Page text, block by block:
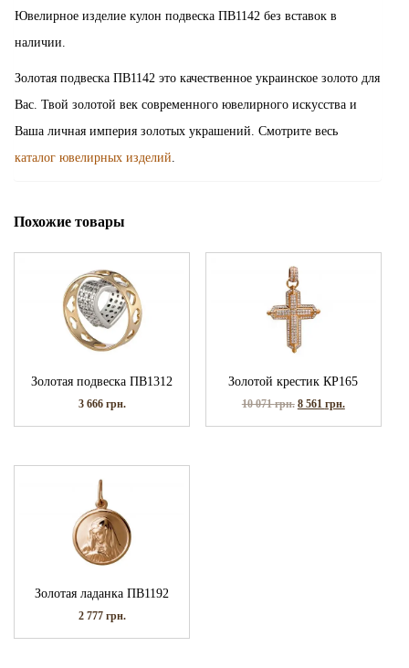
Ювелирное изделие кулон подвеска ПВ1142 без вставок в
наличии.
Золотая подвеска ПВ1142 это качественное украинское золото для
Вас. Твой золотой век современного ювелирного искусства и
Ваша личная империя золотых украшений. Смотрите весь
каталог ювелирных изделий
Похожие товары
Золотая подвеска ПВ1312
3 666 грн.
Золотой крестик КР165
10 071грн. 8 561 грн.
Золотая ладанка ПВ1192
2 777 грн.